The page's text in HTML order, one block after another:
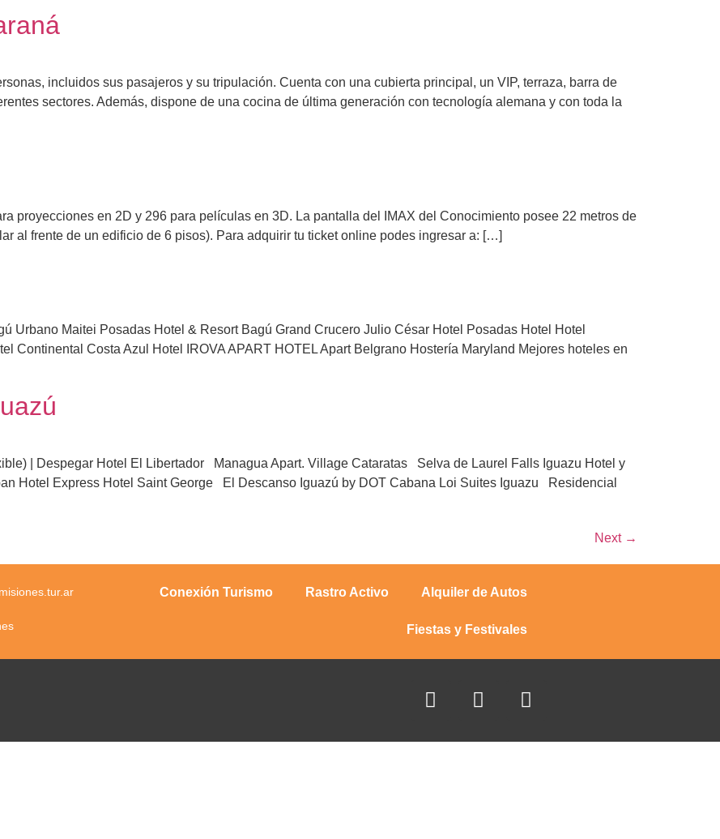
incluidos sus pasajeros y su tripulación. Cuenta con una cubierta principal, un VIP, terraza, barra de
sectores. Además, dispone de una cocina de última generación con tecnología alemana y con toda la
proyecciones en 2D y 296 para películas en 3D. La pantalla del IMAX del Conocimiento posee 22 metros de
al frente de un edificio de 6 pisos). Para adquirir tu ticket online podes ingresar a: […]
Urbano Maitei Posadas Hotel & Resort Bagú Grand Crucero Julio César Hotel Posadas Hotel Hotel
Continental Costa Azul Hotel IROVA APART HOTEL Apart Belgrano Hostería Maryland Mejores hoteles en
| Despegar Hotel El Libertador Managua Apart. Village Cataratas Selva de Laurel Falls Iguazu Hotel y
Hotel Express Hotel Saint George El Descanso Iguazú by DOT Cabana Loi Suites Iguazu Residencial
Next →
Conexión Turismo Rastro Activo Alquiler de Autos
Fiestas y Festivales